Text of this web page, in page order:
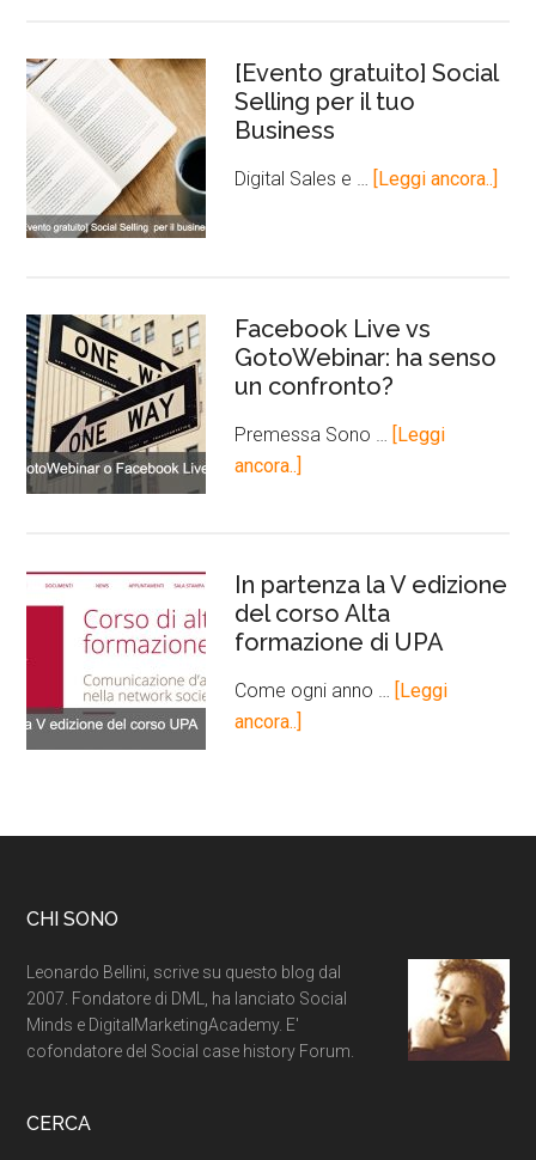
[Evento gratuito] Social
Selling per il tuo
Business
Digital Sales e … [Leggi ancora..]
Facebook Live vs
GotoWebinar: ha senso
un confronto?
Premessa Sono … [Leggi
ancora..]
In partenza la V edizione
del corso Alta
formazione di UPA
Come ogni anno … [Leggi
ancora..]
CHI SONO
Leonardo Bellini, scrive su questo blog dal
2007. Fondatore di DML, ha lanciato Social
Minds e DigitalMarketingAcademy. E'
cofondatore del Social case history Forum.
CERCA